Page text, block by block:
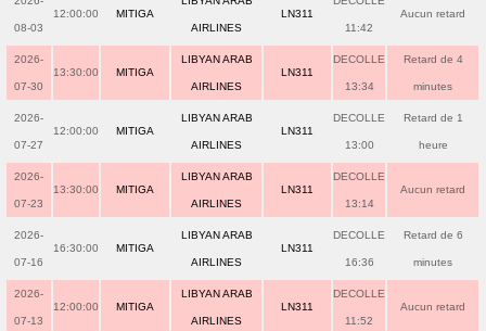
08-03
12:00:00 MITIGA
AIRLINES
LN311
11:42
Aucun retard
2026-
07-30
13:30:00 MITIGA
LIBYAN ARAB
AIRLINES
LN311
DECOLLE
13:34
Retard de 4
minutes
2026-
07-27
12:00:00 MITIGA
LIBYAN ARAB
AIRLINES
LN311
DECOLLE
13:00
Retard de 1
heure
2026-
07-23
13:30:00 MITIGA
LIBYAN ARAB
AIRLINES
LN311
DECOLLE
13:14
Aucun retard
2026-
07-16
16:30:00 MITIGA
LIBYAN ARAB
AIRLINES
LN311
DECOLLE
16:36
Retard de 6
minutes
2026-
07-13
12:00:00 MITIGA
LIBYAN ARAB
AIRLINES
LN311
DECOLLE
11:52
Aucun retard